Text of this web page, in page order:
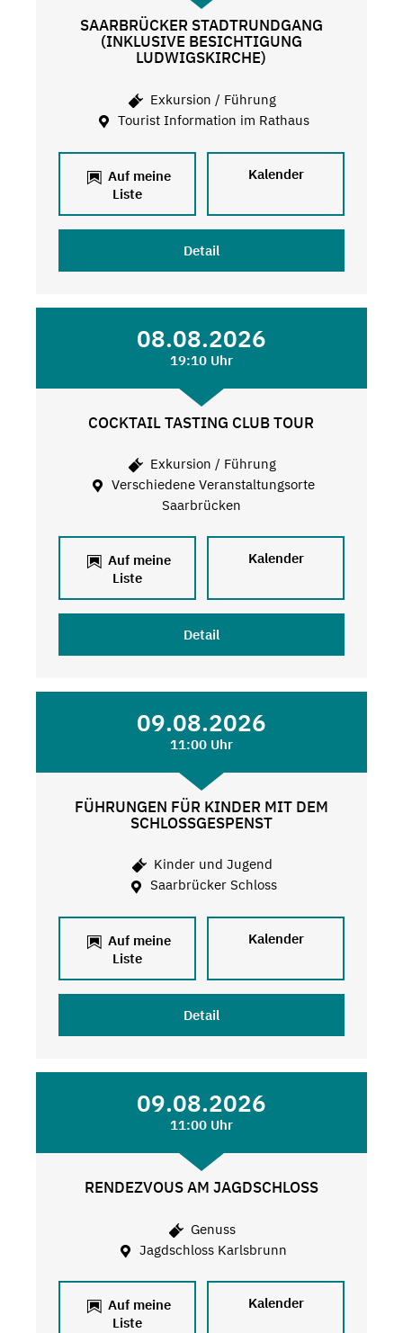
SAARBRÜCKER STADTRUNDGANG
(INKLUSIVE BESICHTIGUNG
LUDWIGSKIRCHE)
Exkursion / Führung
Tourist Information im Rathaus
Auf meine
Liste
Kalender
Detail
08.08.2026
19:10 Uhr
COCKTAIL TASTING CLUB TOUR
Exkursion / Führung
Verschiedene Veranstaltungsorte
Saarbrücken
Auf meine
Liste
Kalender
Detail
09.08.2026
11:00 Uhr
FÜHRUNGEN FÜR KINDER MIT DEM
SCHLOSSGESPENST
Kinder und Jugend
Saarbrücker Schloss
Auf meine
Liste
Kalender
Detail
09.08.2026
11:00 Uhr
RENDEZVOUS AM JAGDSCHLOSS
Genuss
Jagdschloss Karlsbrunn
Auf meine
Liste
Kalender